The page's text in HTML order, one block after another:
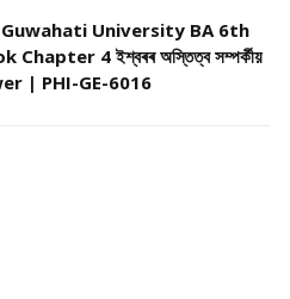
Guwahati University BA 6th
4 ইশ্বৰৰ অস্তিত্ব সম্পৰ্কীয়
| PHI-GE-6016